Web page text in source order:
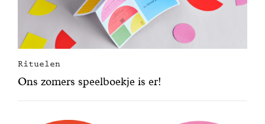
Rituelen
Ons zomers speelboekje is er!